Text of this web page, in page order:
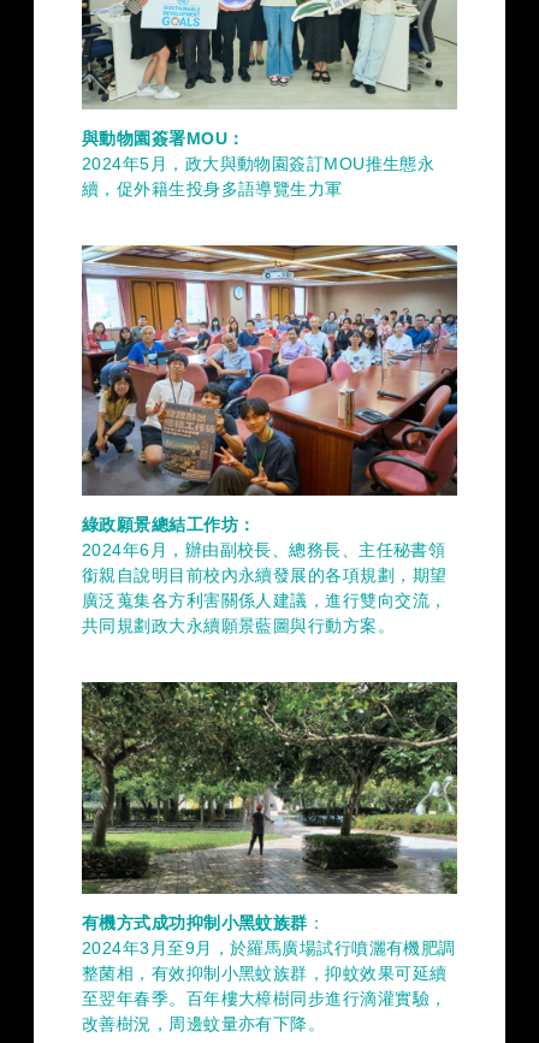
與動物園簽署MOU：
2024年5月，政大與動物園簽訂MOU推生態永
續，促外籍生投身多語導覽生力軍
綠政願景總結工作坊：
2024年6月，辦由副校長、總務長、主任秘書領
銜親自說明目前校內永續發展的各項規劃，期望
廣泛蒐集各方利害關係人建議，進行雙向交流，
共同規劃政大永續願景藍圖與行動方案。
有機方式成功抑制小黑蚊族群 ：
2024年3月至9月，於羅馬廣場試行噴灑有機肥調
整菌相，有效抑制小黑蚊族群，抑蚊效果可延續
至翌年春季。百年樓大樟樹同步進行滴灌實驗，
改善樹況，周邊蚊量亦有下降。